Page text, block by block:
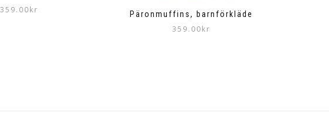
359.00kr Päronmuffins, barnförkläde
359.00kr